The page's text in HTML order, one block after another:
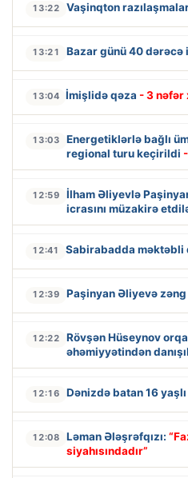
13:22 Vaşinqton
13:21 Bazar günü 40 dərəcə
13:04 İmişlidə qəza - 3 nəfər
13:03
Energetiklərlə bağlı
regional turu keçirildi
12:59
İlham Əliyevlə
icrasını müzakirə
12:41 Sabirabadda məktəbli
12:39 Paşinyan Əliyevə
12:22
Rövşən Hüseynov
əhəmiyyətindən
12:16 Dənizdə batan 16
12:08 Ləman Ələşrəfqızı:
siyahısındadır”